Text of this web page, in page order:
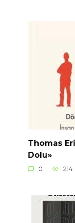
Thomas
Dolu»
0 214